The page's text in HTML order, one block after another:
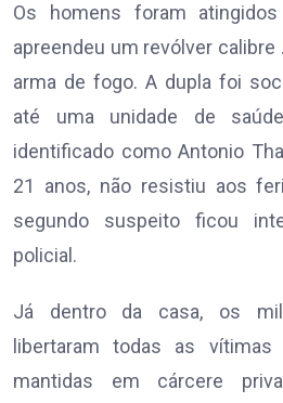
Os homens foram
apreendeu um revólver
arma de fogo. A dupla foi
até uma unidade de
identificado como Antonio
21 anos, não resistiu aos
segundo suspeito ficou
policial.
Já dentro da casa, os
libertaram todas as
mantidas em cárcere